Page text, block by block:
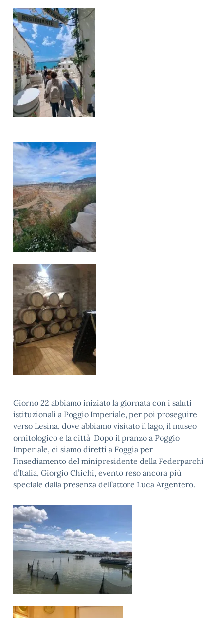
Giorno 22 abbiamo iniziato la giornata con i saluti
istituzionali a Poggio Imperiale, per poi proseguire
verso Lesina, dove abbiamo visitato il lago, il museo
ornitologico e la città. Dopo il pranzo a Poggio
Imperiale, ci siamo diretti a Foggia per
l’insediamento del minipresidente della Federparchi
d’Italia, Giorgio Chichi, evento reso ancora più
speciale dalla presenza dell’attore Luca Argentero.